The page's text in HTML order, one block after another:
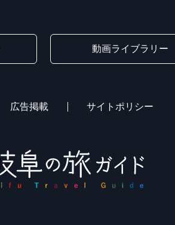
動画ライブラリー
広告掲載 サイトポリシー